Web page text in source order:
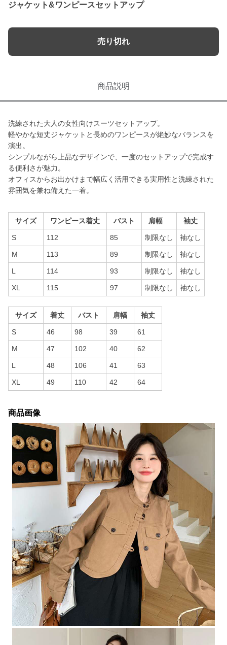
ジャケット&ワンピースセットアップ
売り切れ
商品説明
洗練された大人の女性向けスーツセットアップ。
軽やかな短丈ジャケットと長めのワンピースが絶妙なバランスを
演出。
シンプルながら上品なデザインで、一度のセットアップで完成す
る便利さが魅力。
オフィスからお出かけまで幅広く活用できる実用性と洗練された
雰囲気を兼ね備えた一着。
サイズ ワンピース着丈 バスト 肩幅 袖丈
S 112 85 制限なし 袖なし
M 113 89 制限なし 袖なし
L 114 93 制限なし 袖なし
XL 115 97 制限なし 袖なし
サイズ 着丈 バスト 肩幅 袖丈
S 46 98 39 61
M 47 102 40 62
L 48 106 41 63
XL 49 110 42 64
商品画像